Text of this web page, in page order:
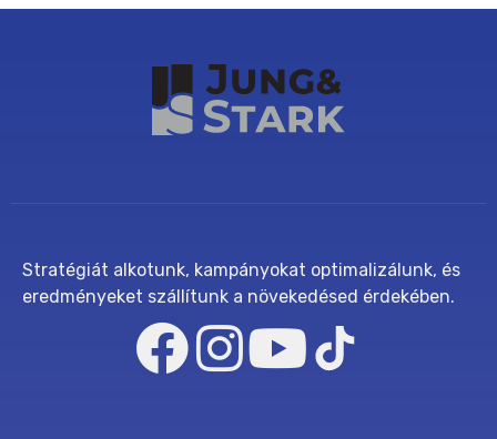
Stratégiát alkotunk, kampányokat optimalizálunk, és
eredményeket szállítunk a növekedésed érdekében.